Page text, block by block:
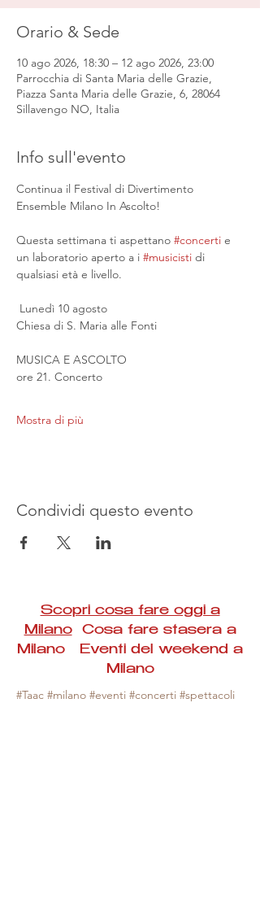
Orario & Sede
10 ago 2026, 18:30 – 12 ago 2026, 23:00
Parrocchia di Santa Maria delle Grazie,
Piazza Santa Maria delle Grazie, 6, 28064
Sillavengo NO, Italia
Info sull'evento
Continua il Festival di Divertimento
Ensemble Milano In Ascolto!
Questa settimana ti aspettano #concerti e
un laboratorio aperto a i #musicisti di
qualsiasi età e livello.
Lunedì 10 agosto
Chiesa di S. Maria alle Fonti
MUSICA E ASCOLTO
ore 21. Concerto
Mostra di più
Condividi questo evento
Scopri cosa fare oggi a
MilanoCosa fare stasera a
Milano Eventi del weekend a
Milano
#Taac #milano #eventi #concerti #spettacoli